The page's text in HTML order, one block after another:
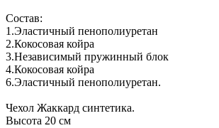
Состав:
1.Эластичный пенополиуретан
2.Кокосовая койра
3.Независимый пружинный блок
4.Кокосовая койра
6.Эластичный пенополиуретан.
Чехол Жаккард синтетика.
Высота 20 см